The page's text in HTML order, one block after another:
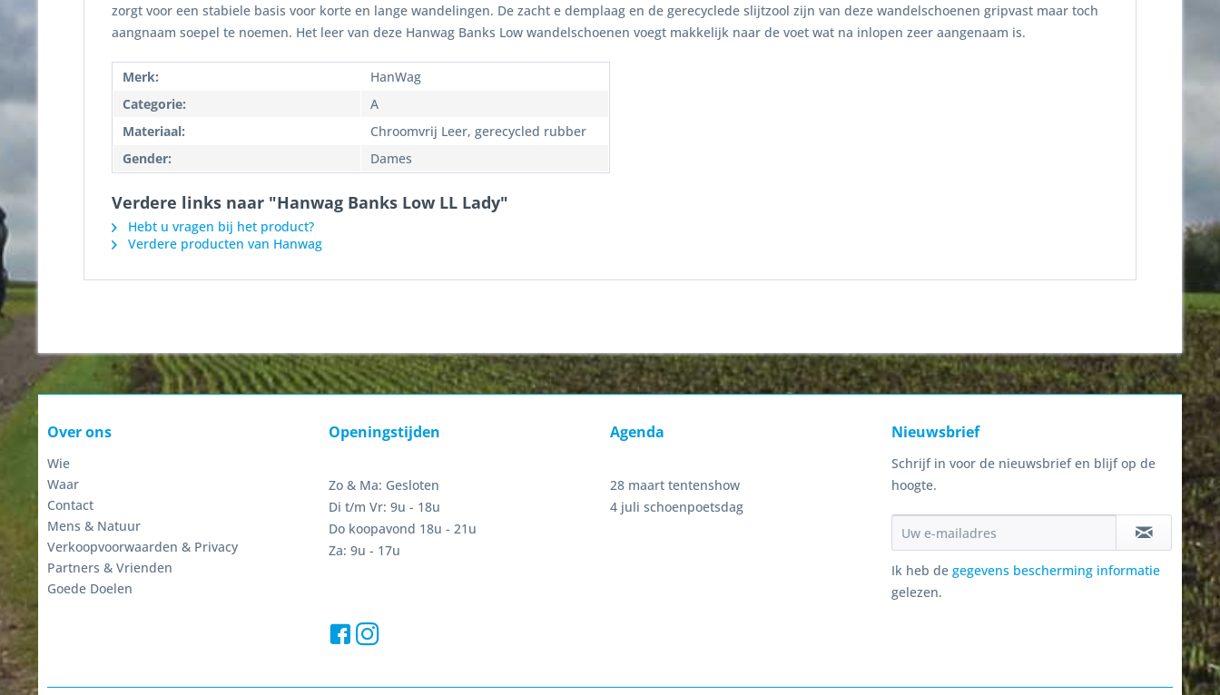
zorgt voor een stabiele basis voor korte en lange wandelingen. De zacht e demplaag en de gerecyclede slijtzool zijn van deze wandelschoenen gripvast maar toch
aangnaam soepel te noemen. Het leer van deze Hanwag Banks Low wandelschoenen voegt makkelijk naar de voet wat na inlopen zeer aangenaam is.
Merk:
HanWag
Categorie:
A
Materiaal:
Chroomvrij Leer, gerecycled rubber
Gender:
Dames
Verdere links naar "Hanwag Banks Low LL Lady"
Hebt u vragen bij het product?
Verdere producten van Hanwag
Over ons
Wie
Waar
Contact
Mens & Natuur
Verkoopvoorwaarden & Privacy
Partners & Vrienden
Goede Doelen
Openingstijden
Zo & Ma: Gesloten
Di t/m Vr: 9u - 18u
Do koopavond 18u - 21u
Za: 9u - 17u
Agenda
28 maart tentenshow
4 juli schoenpoetsdag
Nieuwsbrief
Schrijf in voor de nieuwsbrief en blijf op de
hoogte.
Ik heb de gegevens bescherming informatie
gelezen.